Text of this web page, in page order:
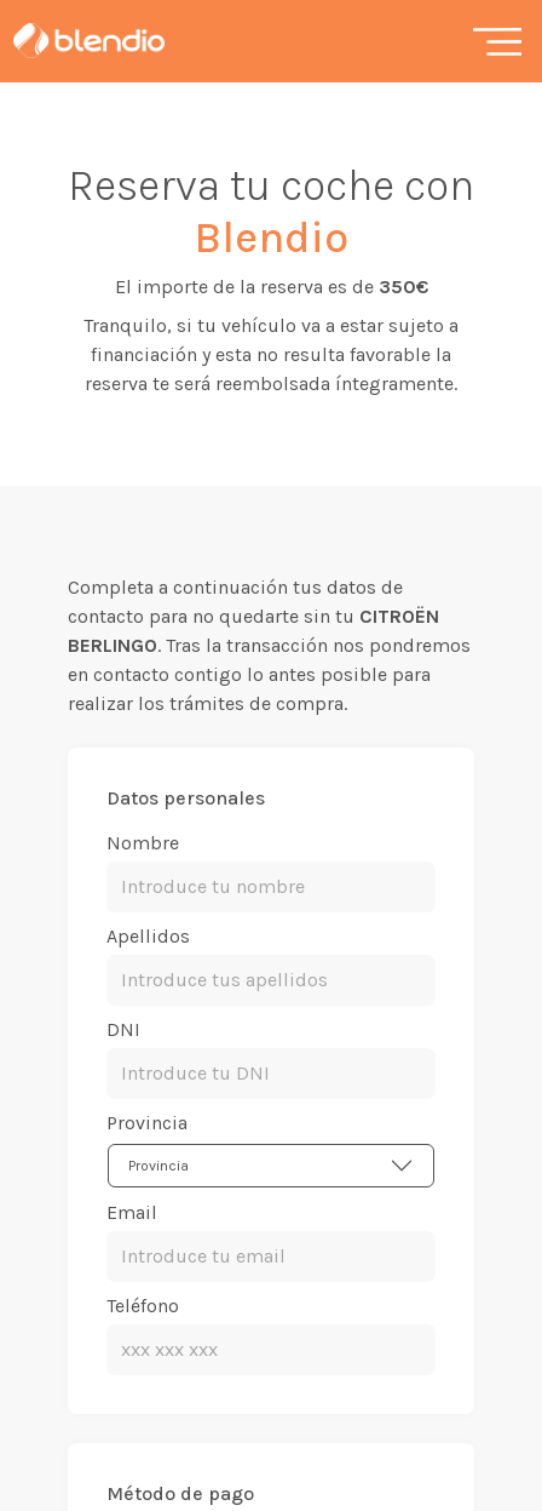
Reserva tu coche con
Blendio
El importe de la reserva es de 350€
Tranquilo, si tu vehículo va a estar sujeto a
financiación y esta no resulta favorable la
reserva te será reembolsada íntegramente.
Completa a continuación tus datos de
contacto para no quedarte sin tu CITROËN
BERLINGO. Tras la transacción nos pondremos
en contacto contigo lo antes posible para
realizar los trámites de compra.
Datos personales
Nombre
Apellidos
DNI
Provincia
Provincia
Email
Teléfono
Método de pago